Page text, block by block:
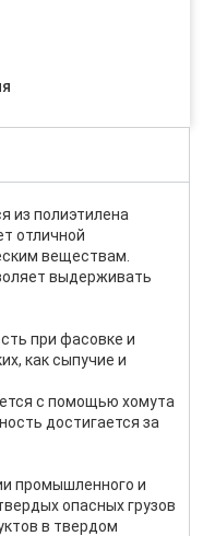
из полиэтилена
отличной
веществам.
выдерживать
при фасовке и
как сыпучие и
с помощью хомута
достигается за
промышленного и
опасных грузов
в твердом